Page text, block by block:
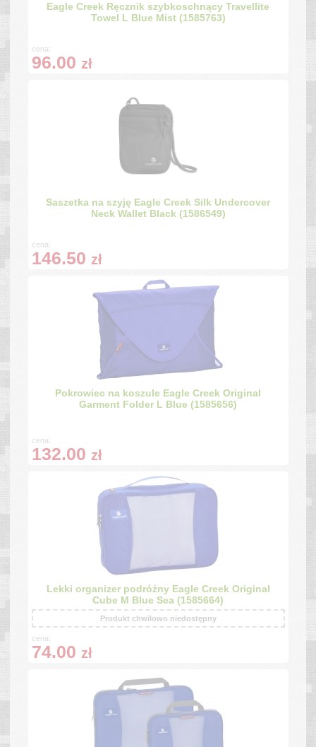
Eagle Creek Ręcznik szybkoschnący Travellite
Towel L Blue Mist (1585763)
cena:
96.00 zł
Saszetka na szyję Eagle Creek Silk Undercover
Neck Wallet Black (1586549)
cena:
146.50 zł
Pokrowiec na koszule Eagle Creek Original
Garment Folder L Blue (1585656)
cena:
132.00 zł
Lekki organizer podróżny Eagle Creek Original
Cube M Blue Sea (1585664)
Produkt chwilowo niedostępny
cena:
74.00 zł